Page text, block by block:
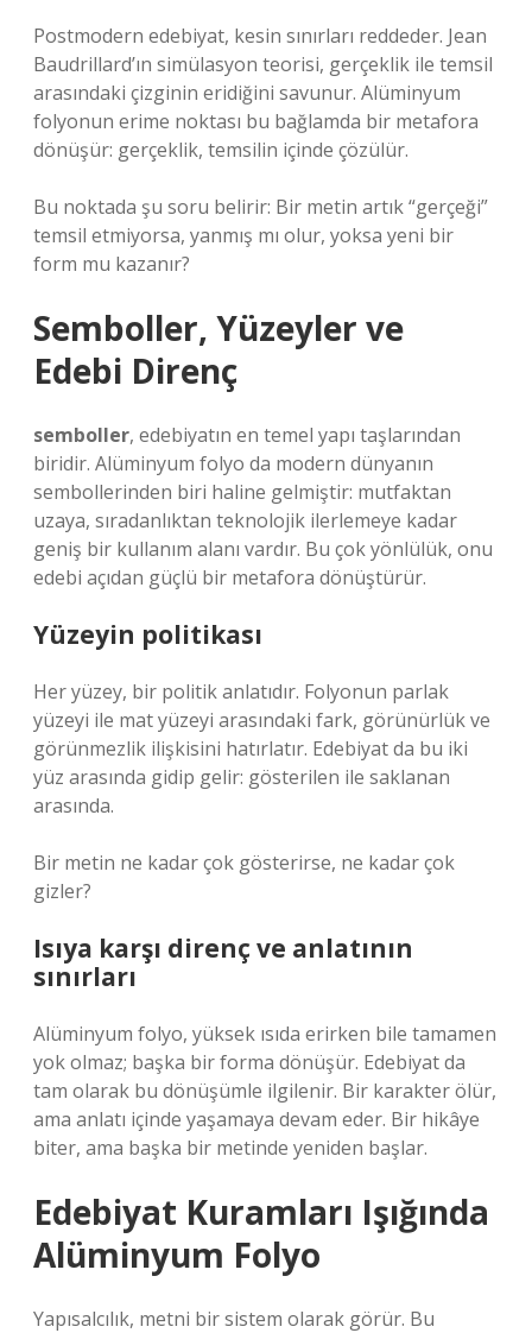
Postmodern edebiyat, kesin sınırları reddeder. Jean
Baudrillard’ın simülasyon teorisi, gerçeklik ile temsil
arasındaki çizginin eridiğini savunur. Alüminyum
folyonun erime noktası bu bağlamda bir metafora
dönüşür: gerçeklik, temsilin içinde çözülür.
Bu noktada şu soru belirir: Bir metin artık “gerçeği”
temsil etmiyorsa, yanmış mı olur, yoksa yeni bir
form mu kazanır?
Semboller, Yüzeyler ve
Edebi Direnç
semboller, edebiyatın en temel yapı taşlarından
biridir. Alüminyum folyo da modern dünyanın
sembollerinden biri haline gelmiştir: mutfaktan
uzaya, sıradanlıktan teknolojik ilerlemeye kadar
geniş bir kullanım alanı vardır. Bu çok yönlülük, onu
edebi açıdan güçlü bir metafora dönüştürür.
Yüzeyin politikası
Her yüzey, bir politik anlatıdır. Folyonun parlak
yüzeyi ile mat yüzeyi arasındaki fark, görünürlük ve
görünmezlik ilişkisini hatırlatır. Edebiyat da bu iki
yüz arasında gidip gelir: gösterilen ile saklanan
arasında.
Bir metin ne kadar çok gösterirse, ne kadar çok
gizler?
Isıya karşı direnç ve anlatının
sınırları
Alüminyum folyo, yüksek ısıda erirken bile tamamen
yok olmaz; başka bir forma dönüşür. Edebiyat da
tam olarak bu dönüşümle ilgilenir. Bir karakter ölür,
ama anlatı içinde yaşamaya devam eder. Bir hikâye
biter, ama başka bir metinde yeniden başlar.
Edebiyat Kuramları Işığında
Alüminyum Folyo
Yapısalcılık, metni bir sistem olarak görür. Bu